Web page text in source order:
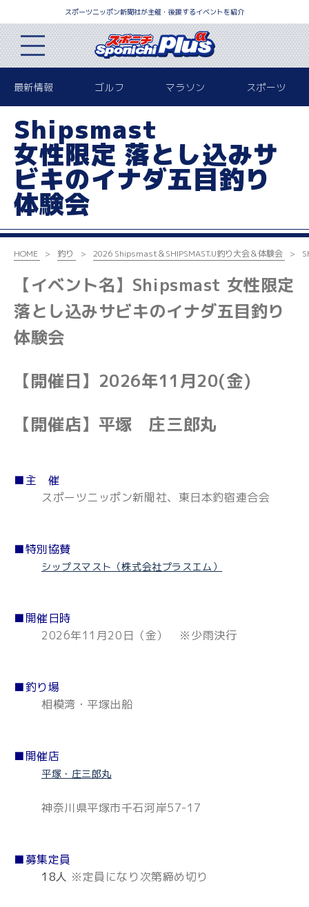
スポーツニッポン新聞社が主催・後援するイベントを紹介
最新情報 ゴルフ マラソン スポーツ
Shipsmast
女性限定 落とし込みサ
ビキのイナダ五目釣り
体験会
HOME 釣り 2026 Shipsmast＆SHIPSMAST.U釣り大会＆体験会
【イベント名】Shipsmast 女性限定
落とし込みサビキのイナダ五目釣り
体験会
【開催日】2026年11月20(金)
【開催店】平塚 庄三郎丸
■主 催
スポーツニッポン新聞社、東日本釣宿連合会
■特別協賛
シップスマスト（株式会社プラスエム）
■開催日時
2026年11月20日（金） ※少雨決行
■釣り場
相模湾・平塚出船
■開催店
平塚・庄三郎丸
神奈川県平塚市千石河岸57-17
■募集定員
18人 ※定員になり次第締め切り